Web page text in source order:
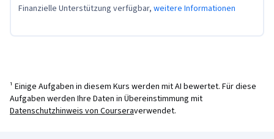
Finanzielle Unterstützung verfügbar, weitere Informationen
¹ Einige Aufgaben in diesem Kurs werden mit AI bewertet. Für diese
Aufgaben werden Ihre Daten in Übereinstimmung mit
Datenschutzhinweis von Courseraverwendet.